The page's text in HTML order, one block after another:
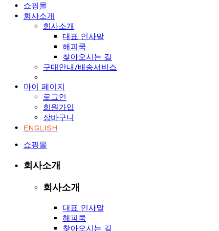
쇼핑몰
회사소개
회사소개
대표 인사말
해피쿡
찾아오시는 길
구매안내/배송서비스
마이 페이지
로그인
회원가입
장바구니
ENGLISH
쇼핑몰
회사소개
회사소개
대표 인사말
해피쿡
찾아오시는 길